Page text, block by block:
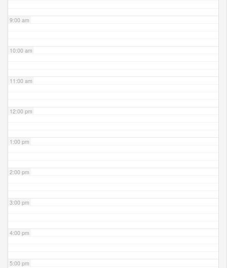
9:00 am
10:00 am
11:00 am
12:00 pm
1:00 pm
2:00 pm
3:00 pm
4:00 pm
5:00 pm